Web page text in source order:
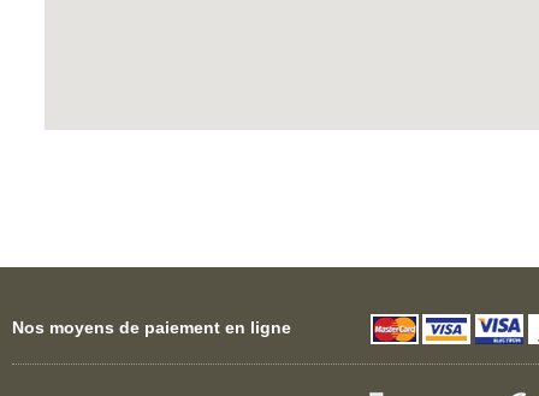
Nos moyens de paiement en ligne